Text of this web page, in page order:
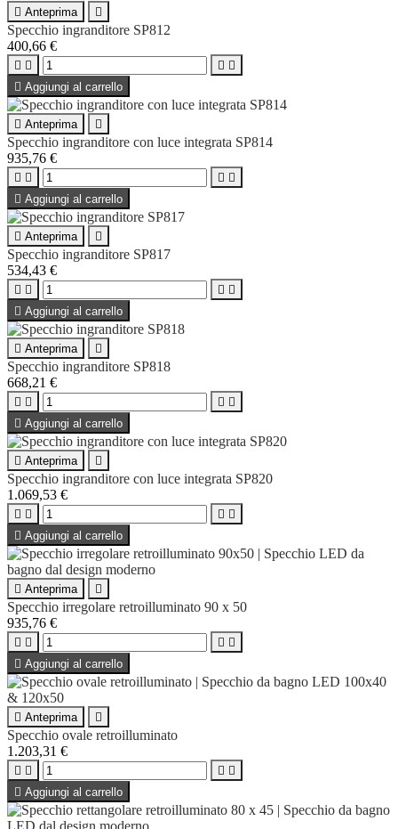
 Anteprima 
Specchio ingranditore SP812
400,66 €
   
 Aggiungi al carrello
 Anteprima 
Specchio ingranditore con luce integrata SP814
935,76 €
   
 Aggiungi al carrello
 Anteprima 
Specchio ingranditore SP817
534,43 €
   
 Aggiungi al carrello
 Anteprima 
Specchio ingranditore SP818
668,21 €
   
 Aggiungi al carrello
 Anteprima 
Specchio ingranditore con luce integrata SP820
1.069,53 €
   
 Aggiungi al carrello
 Anteprima 
Specchio irregolare retroilluminato 90 x 50
935,76 €
   
 Aggiungi al carrello
 Anteprima 
Specchio ovale retroilluminato
1.203,31 €
   
 Aggiungi al carrello